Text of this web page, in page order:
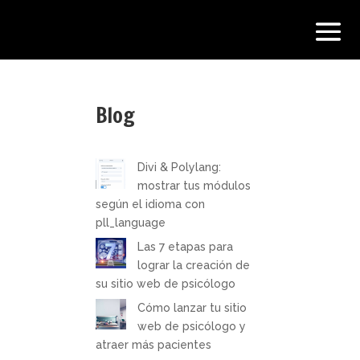
Blog
Divi & Polylang:
mostrar tus módulos
según el idioma con
pll_language
Las 7 etapas para
lograr la creación de
su sitio web de psicólogo
Cómo lanzar tu sitio
web de psicólogo y
atraer más pacientes